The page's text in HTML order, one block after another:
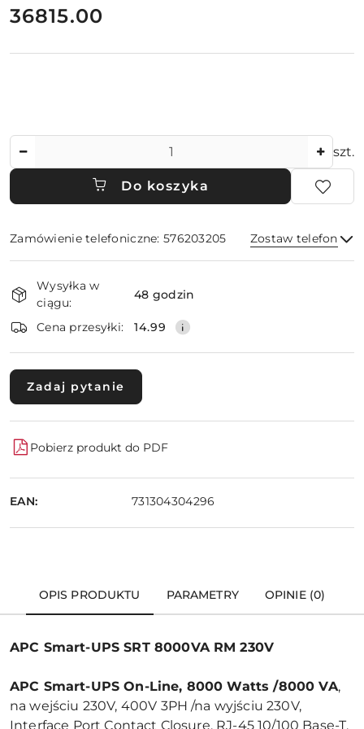
cena:
36815.00
szt.
Do koszyka
Zamówienie telefoniczne: 576203205 Zostaw telefon
i
dostawa
Wysyłka w
ciągu:
48 godzin
Cena przesyłki: 14.99
Zadaj pytanie
Pobierz produkt do PDF
EAN: 731304304296
OPIS PRODUKTU PARAMETRY OPINIE (0)
APC Smart-UPS SRT 8000VA RM 230V
APC Smart-UPS On-Line, 8000 Watts /8000 VA,
na wejściu 230V, 400V 3PH /na wyjściu 230V,
Interface Port Contact Closure, RJ-45 10/100 Base-T,